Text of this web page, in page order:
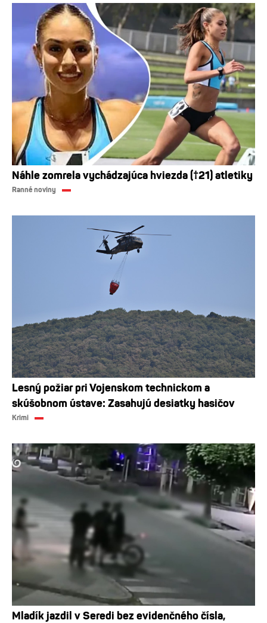
Náhle zomrela vychádzajúca hviezda (†21) atletiky
Ranné noviny
Lesný požiar pri Vojenskom technickom a
skúšobnom ústave: Zasahujú desiatky hasičov
Krimi
Mladík jazdil v Seredi bez evidenčného čísla,